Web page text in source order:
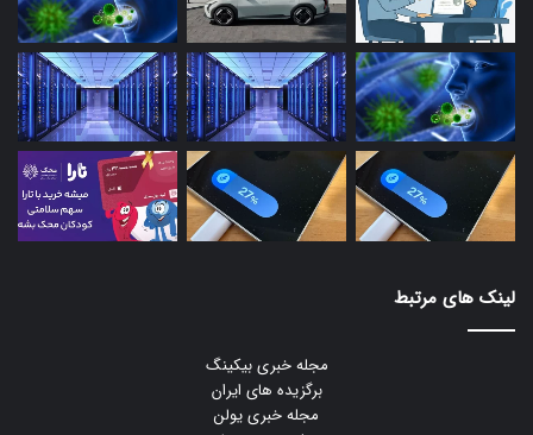
لینک های مرتبط
مجله خبری بیکینگ
برگزیده های ایران
مجله خبری یولن